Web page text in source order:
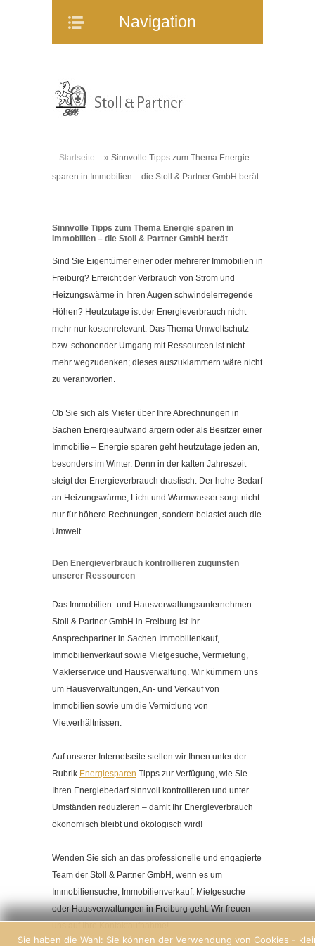
Navigation
Navigation
Mitarbeiter
Verkauf und Vermietung
Partner
Stellenangebote
Impressum
Datenschutzerklärung
Startseite » Sinnvolle Tipps zum Thema Energie
sparen in Immobilien – die Stoll & Partner GmbH berät
Sinnvolle Tipps zum Thema Energie sparen in
Immobilien – die Stoll & Partner GmbH berät
Sind Sie Eigentümer einer oder mehrerer Immobilien in
Freiburg? Erreicht der Verbrauch von Strom und
Heizungswärme in Ihren Augen schwindelerregende
Höhen? Heutzutage ist der Energieverbrauch nicht
mehr nur kostenrelevant. Das Thema Umweltschutz
bzw. schonender Umgang mit Ressourcen ist nicht
mehr wegzudenken; dieses auszuklammern wäre nicht
zu verantworten.
Ob Sie sich als Mieter über Ihre Abrechnungen in
Sachen Energieaufwand ärgern oder als Besitzer einer
Immobilie – Energie sparen geht heutzutage jeden an,
besonders im Winter. Denn in der kalten Jahreszeit
steigt der Energieverbrauch drastisch: Der hohe Bedarf
an Heizungswärme, Licht und Warmwasser sorgt nicht
nur für höhere Rechnungen, sondern belastet auch die
Umwelt.
Den Energieverbrauch kontrollieren zugunsten
unserer Ressourcen
Das Immobilien- und Hausverwaltungsunternehmen
Stoll & Partner GmbH in Freiburg ist Ihr
Ansprechpartner in Sachen Immobilienkauf,
Immobilienverkauf sowie Mietgesuche, Vermietung,
Maklerservice und Hausverwaltung. Wir kümmern uns
um Hausverwaltungen, An- und Verkauf von
Immobilien sowie um die Vermittlung von
Mietverhältnissen.
Auf unserer Internetseite stellen wir Ihnen unter der
Rubrik Energiesparen Tipps zur Verfügung, wie Sie
Ihren Energiebedarf sinnvoll kontrollieren und unter
Umständen reduzieren – damit Ihr Energieverbrauch
ökonomisch bleibt und ökologisch wird!
Wenden Sie sich an das professionelle und engagierte
Team der Stoll & Partner GmbH, wenn es um
Immobiliensuche, Immobilienverkauf, Mietgesuche
oder Hausverwaltungen in Freiburg geht. Wir freuen
Sie haben die Wahl: Sie können der Verwendung von Cookies -